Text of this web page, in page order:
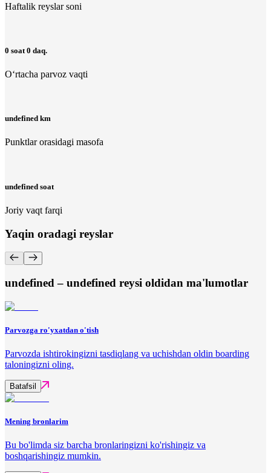
Haftalik reyslar soni
0 soat 0 daq.
O‘rtacha parvoz vaqti
undefined km
Punktlar orasidagi masofa
undefined soat
Joriy vaqt farqi
Yaqin oradagi reyslar
undefined – undefined reysi oldidan ma'lumotlar
Parvozga ro'yxatdan o'tish
Parvozda ishtirokingizni tasdiqlang va uchishdan oldin boarding
taloningizni oling.
Batafsil
Mening bronlarim
Bu bo'limda siz barcha bronlaringizni ko'rishingiz va
boshqarishingiz mumkin.